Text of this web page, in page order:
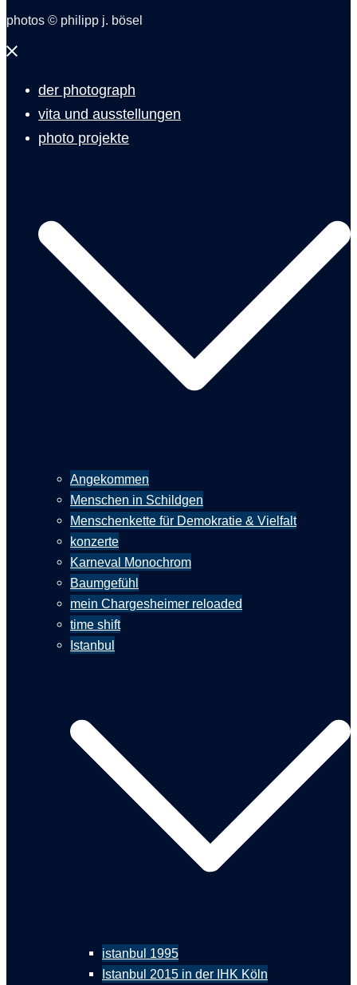
photos © philipp j. bösel
Menü
der photograph
vita und ausstellungen
photo projekte
Angekommen
Menschen in Schildgen
Menschenkette für Demokratie & Vielfalt
konzerte
Karneval Monochrom
Baumgefühl
mein Chargesheimer reloaded
time shift
Istanbul
istanbul 1995
Istanbul 2015 in der IHK Köln